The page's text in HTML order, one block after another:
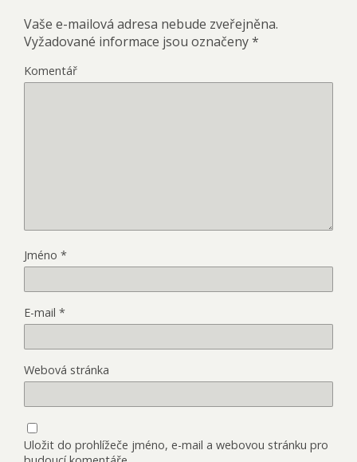
Vaše e-mailová adresa nebude zveřejněna.
Vyžadované informace jsou označeny*
Komentář
Jméno *
E-mail *
Webová stránka
Uložit do prohlížeče jméno, e-mail a webovou stránku pro